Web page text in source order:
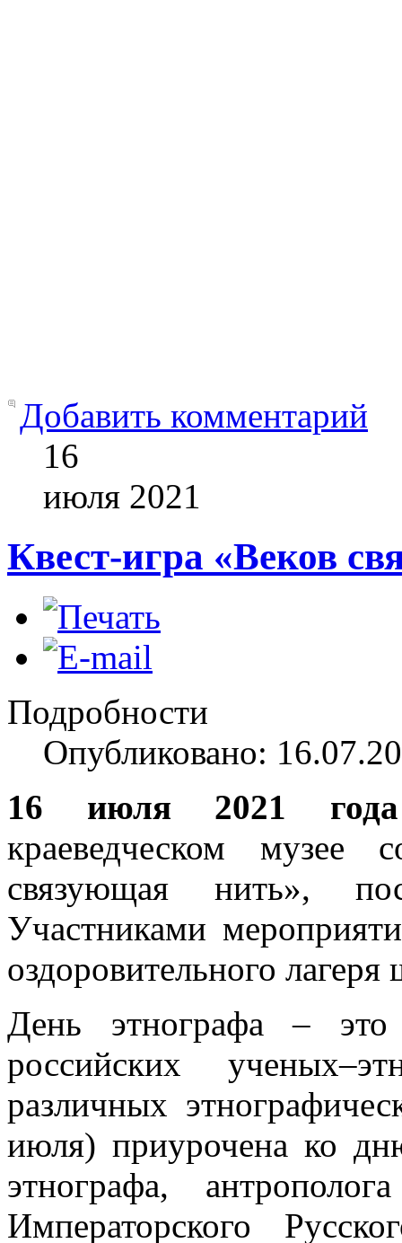
Добавить комментарий
16
июля 2021
Квест-игра «Веков
Подробности
Опубликовано:
16 июля 2021 года
краеведческом музее
связующая нить»,
Участниками
оздоровительного
День этнографа – это
российских
различных
июля) приурочена ко
этнографа,
Императорского